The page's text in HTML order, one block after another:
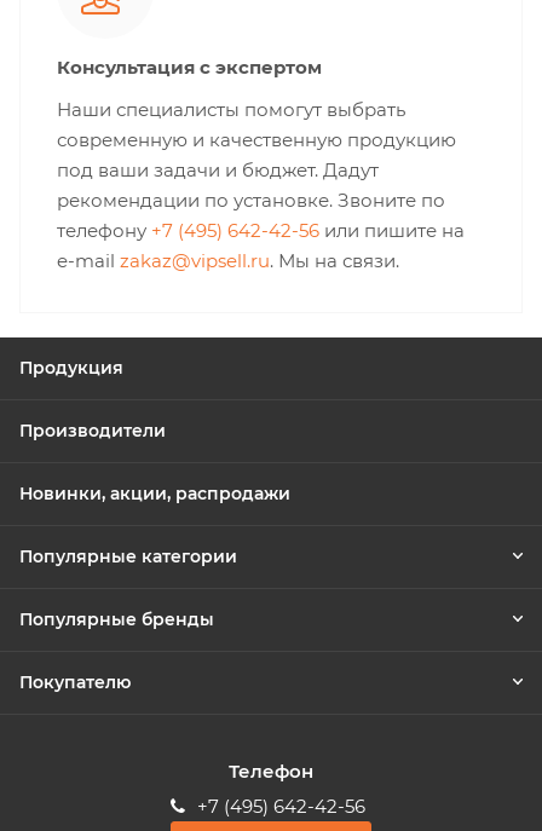
Консультация с экспертом
Наши специалисты помогут выбрать
современную и качественную продукцию
под ваши задачи и бюджет. Дадут
рекомендации по установке. Звоните по
телефону +7 (495) 642-42-56 или пишите на
e-mail zakaz@vipsell.ru. Мы на связи.
Продукция
Производители
Новинки, акции, распродажи
Популярные категории
Популярные бренды
Покупателю
Телефон
+7 (495) 642-42-56